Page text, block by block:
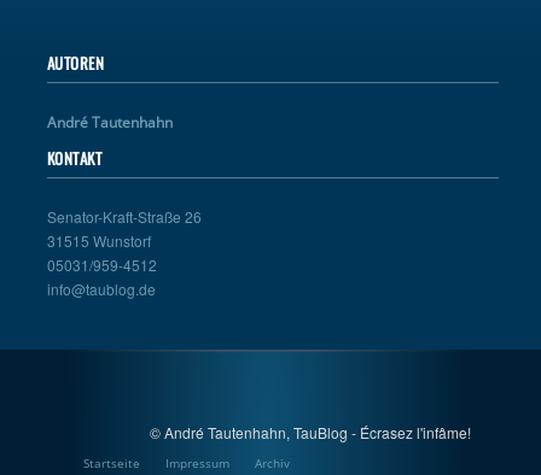
AUTOREN
André Tautenhahn
KONTAKT
Senator-Kraft-Straße 26
31515 Wunstorf
05031/959-4512
info@taublog.de
© André Tautenhahn, TauBlog - Écrasez l'infâme!
Startseite Impressum Archiv